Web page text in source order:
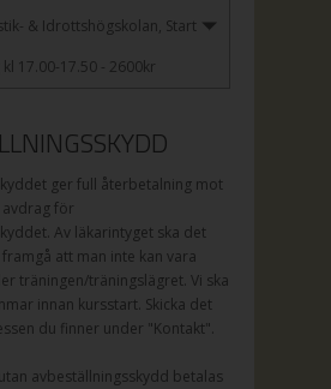
& Idrottshögskolan, Start
17.00-17.50 - 2600kr
ger full återbetalning mot
för
Av läkarintyget ska det
att man inte kan vara
träningen/träningslägret. Vi ska
innan kursstart. Skicka det
du finner under "Kontakt".
avbeställningsskydd betalas